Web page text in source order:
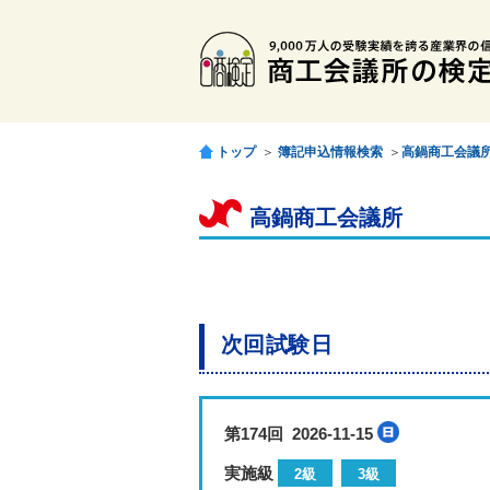
トップ ＞ 簿記申込情報検索 ＞ 高鍋商工会議
高鍋商工会議所
次回試験日
第174回 2026-11-15
実施級 2級 3級